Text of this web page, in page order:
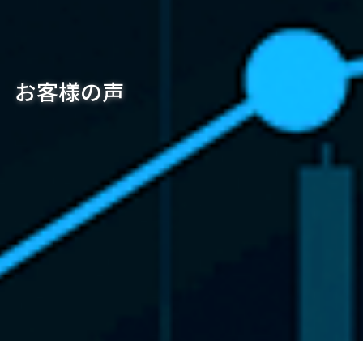
お客様の声